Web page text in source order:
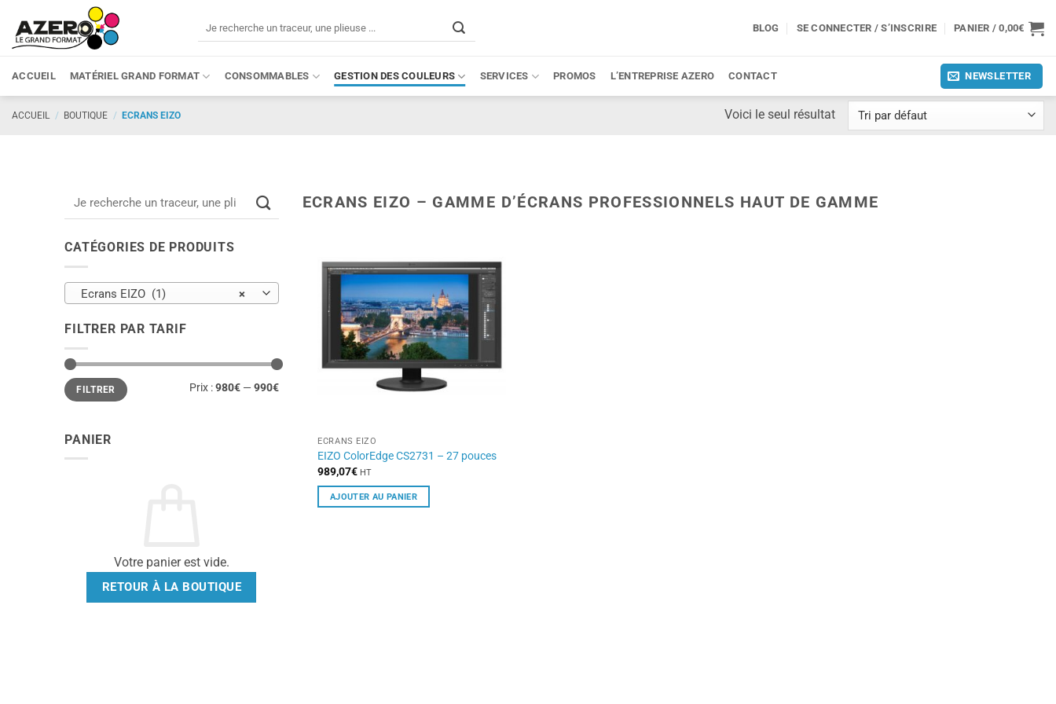
contenu
BLOG SE CONNECTER / S’INSCRIRE PANIER /0,00€
ACCUEIL MATÉRIEL GRAND FORMAT CONSOMMABLES GESTION DES COULEURS SERVICES PROMOS L’ENTREPRISE AZERO CONTACT NEWSLETTER
ACCUEIL / BOUTIQUE / ECRANS EIZO Voici le seul résultat
Recherche
CATÉGORIES DE PRODUITS
×
Ecrans EIZO (1)
FILTRER PAR TARIF
Prix
min
Prix
maxFILTRER Prix :980€— 990€
PANIER
Votre panier est vide.
RETOUR À LA BOUTIQUE
ECRANS EIZO – GAMME D’ÉCRANS PROFESSIONNELS HAUT DE GAMME
ECRANS EIZO
EIZO ColorEdge CS2731 – 27 pouces
989,07€ HT
AJOUTER AU PANIER